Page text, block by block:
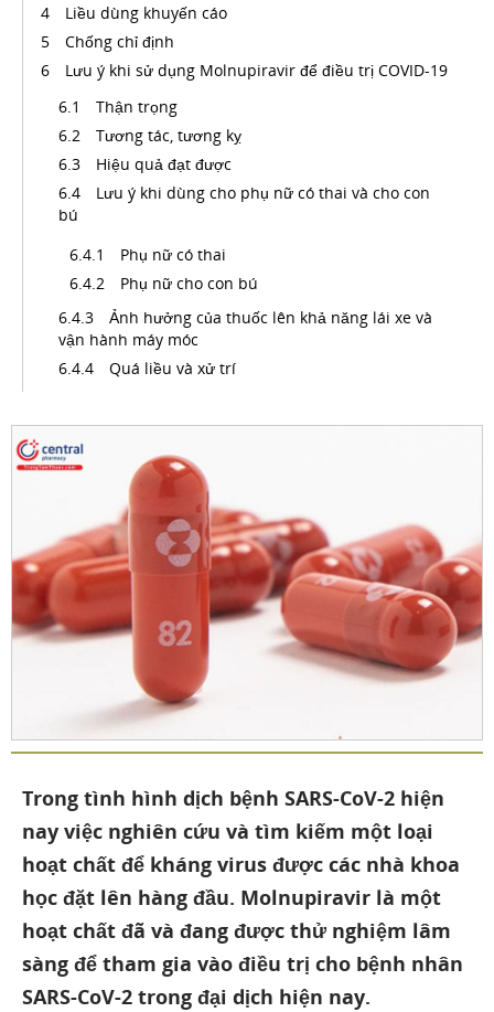
Liều dùng khuyến cáo
Chống chỉ định
Lưu ý khi sử dụng Molnupiravir để điều trị COVID-19
Thận trọng
Tương tác, tương kỵ
Hiệu quả đạt được
Lưu ý khi dùng cho phụ nữ có thai và cho con
bú
Phụ nữ có thai
Phụ nữ cho con bú
Ảnh hưởng của thuốc lên khả năng lái xe và
vận hành máy móc
Quá liều và xử trí
Trong tình hình dịch bệnh SARS-CoV-2 hiện
nay việc nghiên cứu và tìm kiếm một loại
hoạt chất để kháng virus được các nhà khoa
học đặt lên hàng đầu. Molnupiravir là một
hoạt chất đã và đang được thử nghiệm lâm
sàng để tham gia vào điều trị cho bệnh nhân
SARS-CoV-2 trong đại dịch hiện nay.